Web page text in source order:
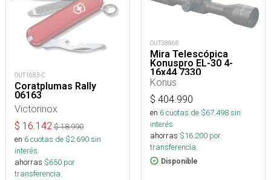
OUT1683-C
Coratplumas Rally
06163
Victorinox
$ 16.142 $18.990
en 6cuotas de $2.690sin
interés
ahorras $650 por
transferencia.
OUT38868
Mira Telescópica
Konuspro EL-30 4-
16x44 7330
Konus
$ 404.990
en 6cuotas de $67.498sin
interés
ahorras $16.200 por
transferencia.
Disponible